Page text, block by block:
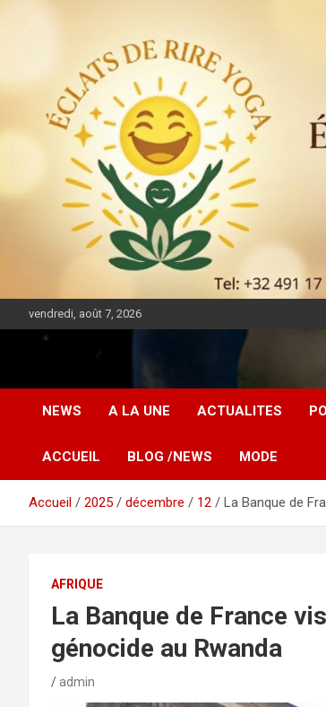
vendredi, août 7, 2026
DIASPORA PULSE
NEWS A LA UNE ACTUALITES
ACCUEIL BLOG /NEWS MODE
Accueil 2025 décembre 12 La Banque de
AFRIQUE
La Banque de France
génocide au Rwanda
admin